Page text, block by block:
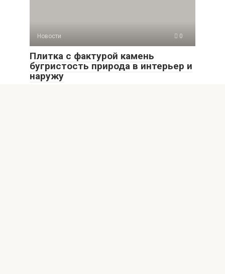
Новости 0
Плитка с фактурой камень
бугристость природа в интерьер и
наружу